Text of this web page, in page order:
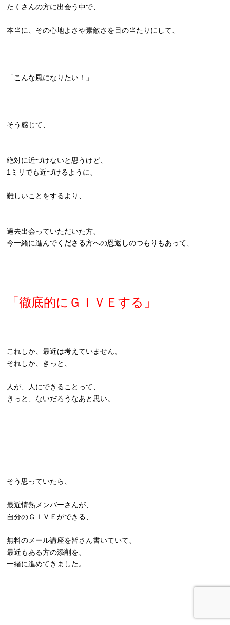
たくさんの方に出会う中で、
本当に、その心地よさや素敵さを目の当たりにして、
「こんな風になりたい！」
そう感じて、
絶対に近づけないと思うけど、
1ミリでも近づけるように、
難しいことをするより、
過去出会っていただいた方、
今一緒に進んでくださる方への恩返しのつもりもあって、
「徹底的にＧＩＶＥする」
これしか、最近は考えていません。
それしか、きっと、
人が、人にできることって、
きっと、ないだろうなあと思い。
そう思っていたら、
最近情熱メンバーさんが、
自分のＧＩＶＥができる、
無料のメール講座を皆さん書いていて、
最近もある方の添削を、
一緒に進めてきました。